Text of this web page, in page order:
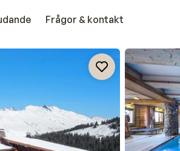
Frågor & kontakt